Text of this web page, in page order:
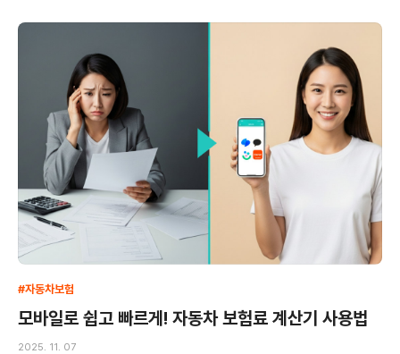
#자동차보험
모바일로 쉽고 빠르게! 자동차 보험료 계산기 사용법
2025. 11. 07